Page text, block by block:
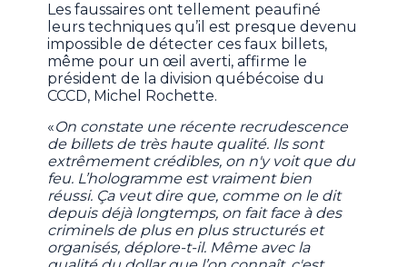
Les faussaires ont tellement peaufiné
leurs techniques qu’il est presque devenu
impossible de détecter ces faux billets,
même pour un œil averti, affirme le
président de la division québécoise du
CCCD, Michel Rochette.
«On constate une récente recrudescence
de billets de très haute qualité. Ils sont
extrêmement crédibles, on n'y voit que du
feu. L’hologramme est vraiment bien
réussi. Ça veut dire que, comme on le dit
depuis déjà longtemps, on fait face à des
criminels de plus en plus structurés et
organisés, déplore-t-il. Même avec la